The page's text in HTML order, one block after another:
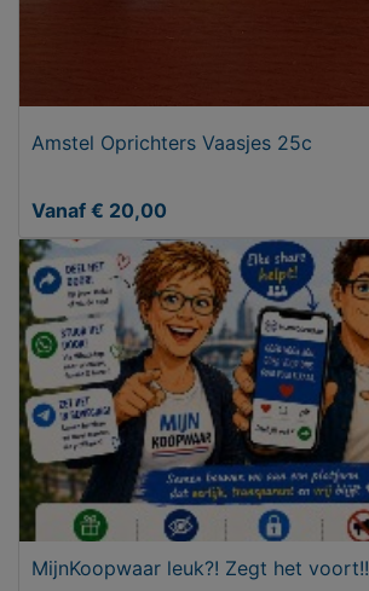
Amstel Oprichters Vaasjes 25c
Vanaf € 20,00
MijnKoopwaar leuk?! Zegt het voort!!